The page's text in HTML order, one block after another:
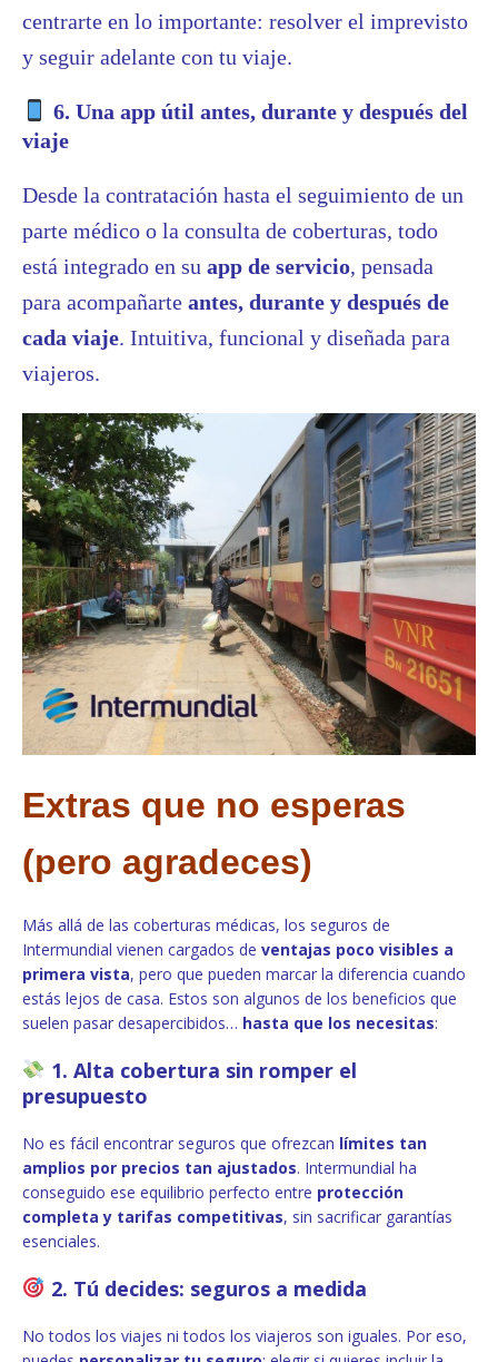
centrarte en lo importante: resolver el imprevisto
y seguir adelante con tu viaje.
6. Una app útil antes, durante y después del
viaje
Desde la contratación hasta el seguimiento de un
parte médico o la consulta de coberturas, todo
está integrado en su app de servicio, pensada
para acompañarte antes, durante y después de
cada viaje. Intuitiva, funcional y diseñada para
viajeros.
Extras que no esperas
(pero agradeces)
Más allá de las coberturas médicas, los seguros de
Intermundial vienen cargados de ventajas poco visibles a
primera vista, pero que pueden marcar la diferencia cuando
estás lejos de casa. Estos son algunos de los beneficios que
suelen pasar desapercibidos… hasta que los necesitas:
1. Alta cobertura sin romper el
presupuesto
No es fácil encontrar seguros que ofrezcan límites tan
amplios por precios tan ajustados. Intermundial ha
conseguido ese equilibrio perfecto entre protección
completa y tarifas competitivas, sin sacrificar garantías
esenciales.
2. Tú decides: seguros a medida
No todos los viajes ni todos los viajeros son iguales. Por eso,